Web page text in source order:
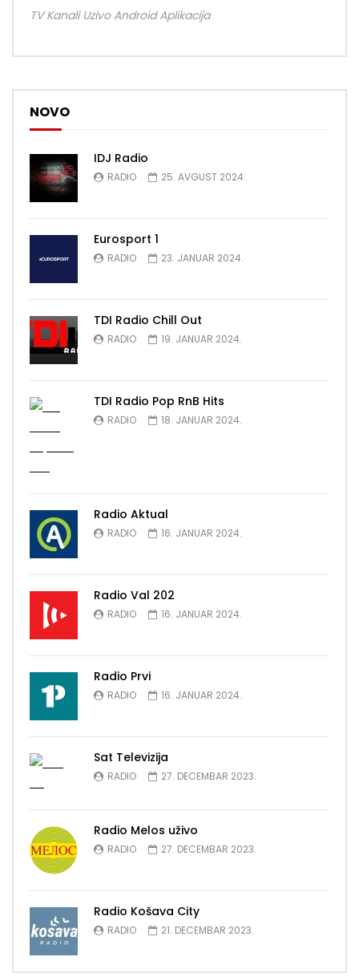
TV Kanali Uzivo Android Aplikacija
NOVO
IDJ Radio
RADIO 25. AVGUST 2024.
Eurosport 1
RADIO 23. JANUAR 2024.
TDI Radio Chill Out
RADIO 19. JANUAR 2024.
TDI Radio Pop RnB Hits
RADIO 18. JANUAR 2024.
Radio Aktual
RADIO 16. JANUAR 2024.
Radio Val 202
RADIO 16. JANUAR 2024.
Radio Prvi
RADIO 16. JANUAR 2024.
Sat Televizija
RADIO 27. DECEMBAR 2023.
Radio Melos uživo
RADIO 27. DECEMBAR 2023.
Radio Košava City
RADIO 21. DECEMBAR 2023.